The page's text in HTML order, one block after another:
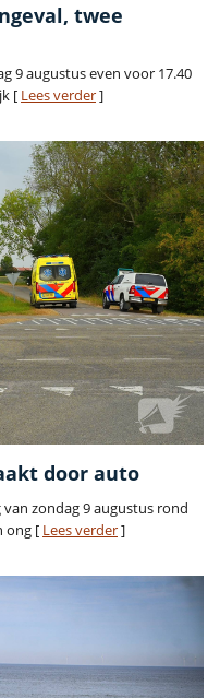
twee
9 augustus even voor 17.40
[ Lees verder]
door auto
zondag 9 augustus rond
ong [ Lees verder]